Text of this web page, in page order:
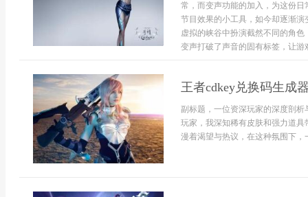
常，而变声功能的加入，为这份
节目效果的小工具，如今却逐渐
虚拟的峡谷中扮演截然不同的角
变声打破了声音的固有标签，让游
王者cdkey兑换码生成
副标题，一位资深玩家的深度剖
玩家，我深知稀有皮肤和强力道
漫着渴望与热议，在这种氛围下，